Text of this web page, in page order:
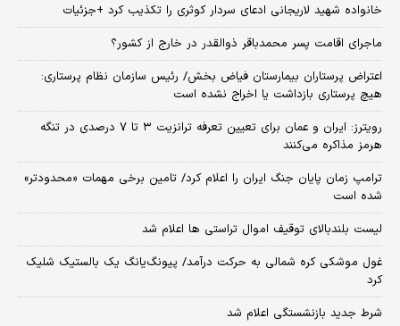
خانواده شهید لاریجانی ادعای سردار کوثری را تکذیب کرد +جزئیات
ماجرای اقامت پسر محمدباقر ذوالقدر در خارج از کشور؟
اعتراض پرستاران بیمارستان فیاض بخش/ رئیس سازمان نظام پرستاری:
هیچ پرستاری بازداشت یا اخراج نشده است
رویترز: ایران و عمان برای تعیین تعرفه ترانزیت ۳ تا ۷ درصدی در تنگه
هرمز مذاکره می‌کنند
ترامپ زمان پایان جنگ ایران را اعلام کرد/ تامین برخی مهمات «محدودتر»
شده است
لیست بلندبالای توقیف اموال تراستی ها اعلام شد
غول موشکی کره شمالی به حرکت درآمد/ پیونگ‌یانگ یک بالستیک شلیک
کرد
شرط جدید بازنشستگی اعلام شد